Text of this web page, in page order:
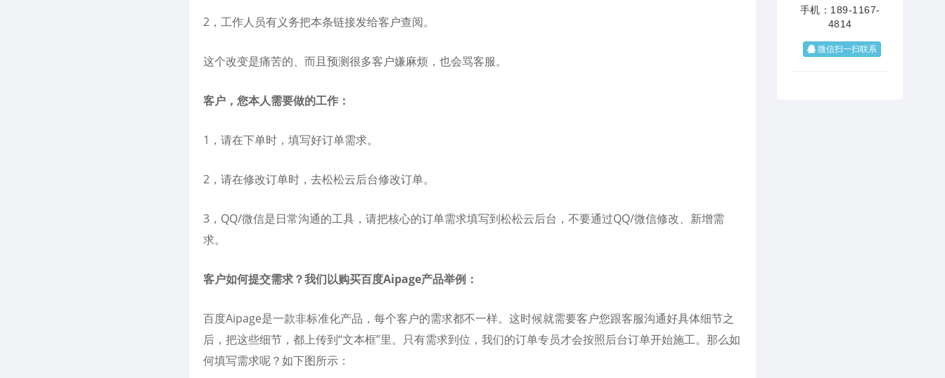
2，工作人员有义务把本条链接发给客户查阅。
这个改变是痛苦的、而且预测很多客户嫌麻烦，也会骂客服。
客户，您本人需要做的工作：
1，请在下单时，填写好订单需求。
2，请在修改订单时，去松松云后台修改订单。
3，QQ/微信是日常沟通的工具，请把核心的订单需求填写到松松云后台，不要通过QQ/微信修改、新增需
求。
客户如何提交需求？我们以购买百度Aipage产品举例：
百度Aipage是一款非标准化产品，每个客户的需求都不一样。这时候就需要客户您跟客服沟通好具体细节之
后，把这些细节，都上传到“文本框”里。只有需求到位，我们的订单专员才会按照后台订单开始施工。那么如
何填写需求呢？如下图所示：
手机：189-1167-
4814
微信扫一扫联系